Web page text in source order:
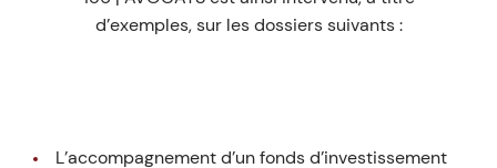
d’exemples, sur les dossiers suivants :
L’accompagnement d’un fonds d’investissement